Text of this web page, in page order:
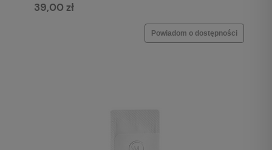
39,00 zł
Powiadom o dostępności